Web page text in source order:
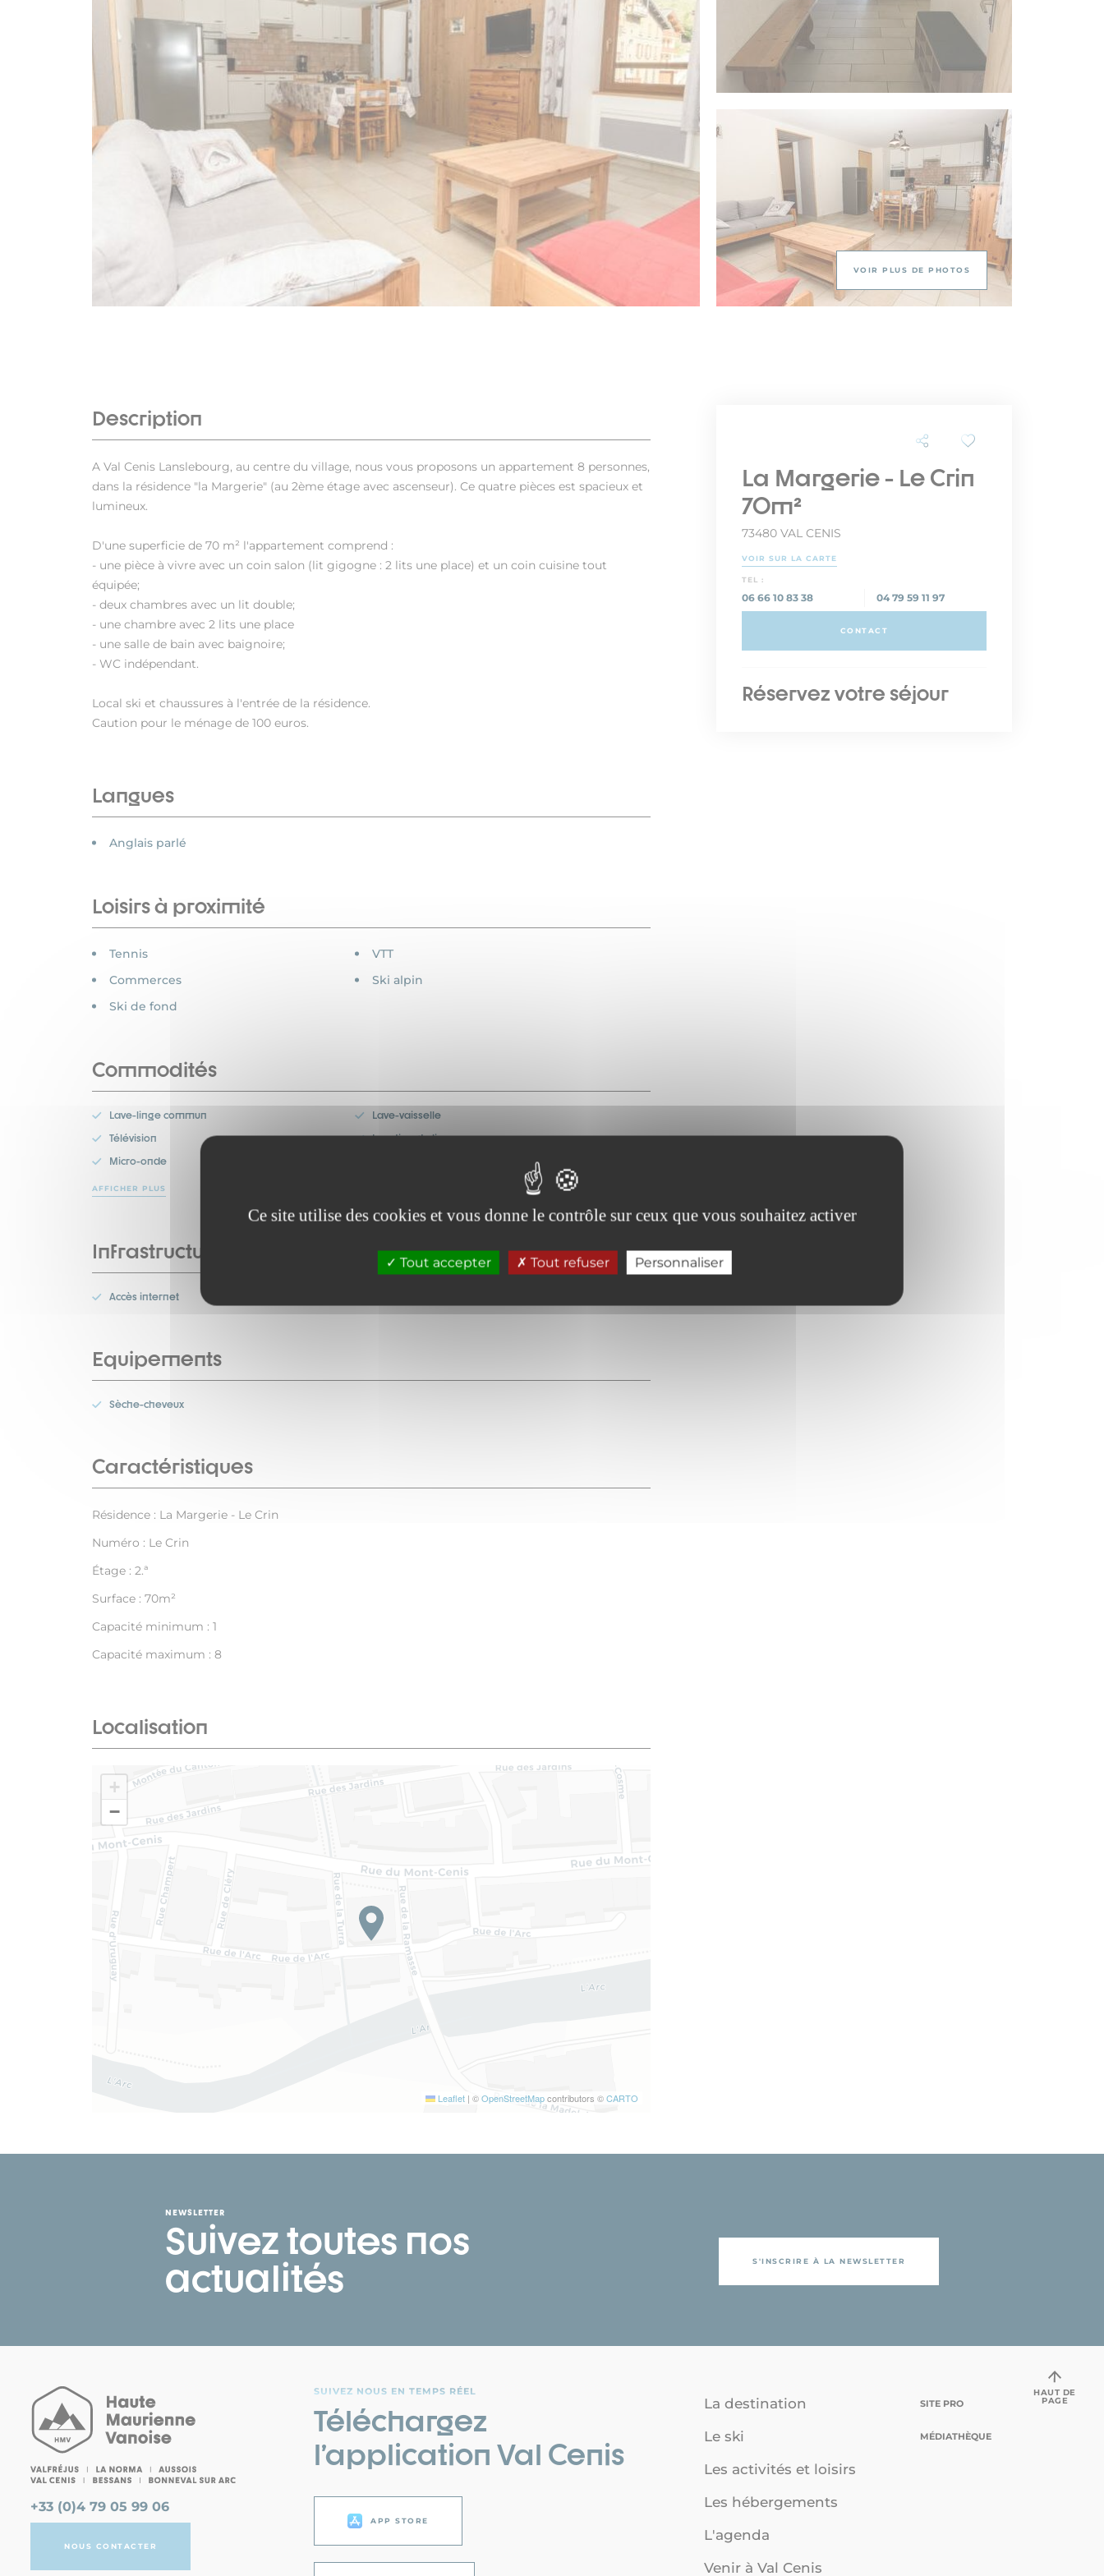
Ce site utilise des cookies et vous donne le contrôle sur ceux que vous souhaitez activer
Tout accepter Tout refuser Personnaliser
VOIR PLUS DE PHOTOS
Description
A Val Cenis Lanslebourg, au centre du village, nous vous proposons un appartement 8 personnes,
dans la résidence "la Margerie" (au 2ème étage avec ascenseur). Ce quatre pièces est spacieux et
lumineux.
D'une superficie de 70 m² l'appartement comprend :
- une pièce à vivre avec un coin salon (lit gigogne : 2 lits une place) et un coin cuisine tout
équipée;
- deux chambres avec un lit double;
- une chambre avec 2 lits une place
- une salle de bain avec baignoire;
- WC indépendant.
Local ski et chaussures à l'entrée de la résidence.
Caution pour le ménage de 100 euros.
Langues
Anglais parlé
Loisirs à proximité
Tennis
VTT
Commerces
Ski alpin
Ski de fond
Commodités
Lave-linge commun
Lave-vaisselle
Télévision
Location de linge
Micro-onde
AFFICHER PLUS
Infrastructures
Accès internet
Equipements
Sèche-cheveux
Caractéristiques
Résidence : La Margerie - Le Crin
Numéro : Le Crin
Étage : 2.ª
Surface : 70m²
Capacité minimum : 1
Capacité maximum : 8
Localisation
+
−
Leaflet | ©OpenStreetMapcontributors ©CARTO
La Margerie - Le Crin
70m²
73480 VAL CENIS
VOIR SUR LA CARTE
TEL :
06 66 10 83 38 04 79 59 11 97
CONTACT
Réservez votre séjour
NEWSLETTER
Suivez toutes nos
actualités
S'INSCRIRE À LA NEWSLETTER
+33 (0)4 79 05 99 06
NOUS CONTACTER
SUIVEZ NOUS EN TEMPS RÉEL
Téléchargez
l’application Val Cenis
APP STORE
La destination
Le ski
Les activités et loisirs
Les hébergements
L'agenda
Venir à Val Cenis
SITE PRO
MÉDIATHÈQUE
HAUT DE
PAGE